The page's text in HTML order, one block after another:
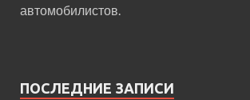
автомобилистов.
ПОСЛЕДНИЕ ЗАПИСИ